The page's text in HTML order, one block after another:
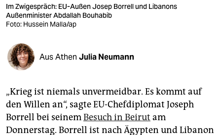
veranstaltungen
shop
fragen & hilfe
unterstützen
genossenschaft
epaper login
Im Zwigespräch: EU-Außen Josep Borrell und Libanons
Außenminister Abdallah Bouhabib
Foto: Hussein Malla/ap
Aus Athen Julia Neumann
„Krieg ist niemals unvermeidbar. Es kommt auf
den Willen an“, sagte EU-Chefdiplomat Joseph
Borrell bei seinemBesuch in Beirut am
Donnerstag. Borrell ist nach Ägypten und Libanon